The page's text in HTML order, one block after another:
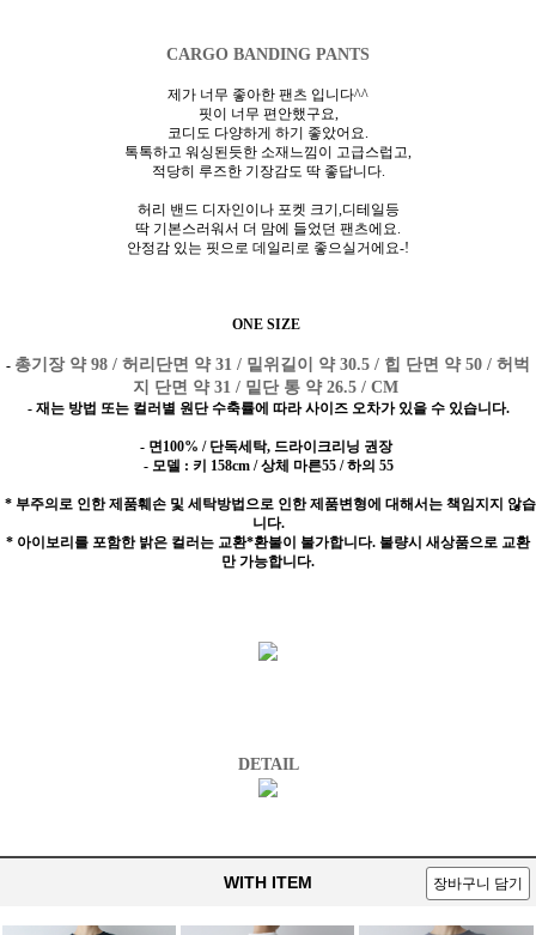
CARGO BANDING PANTS
제가 너무 좋아한 팬츠 입니다^^
핏이 너무 편안했구요,
코디도 다양하게 하기 좋았어요.
톡톡하고 워싱된듯한 소재느낌이 고급스럽고,
적당히 루즈한 기장감도 딱 좋답니다.
허리 밴드 디자인이나 포켓 크기,디테일등
딱 기본스러워서 더 맘에 들었던 팬츠에요.
안정감 있는 핏으로 데일리로 좋으실거에요-!
ONE SIZE
- 총기장 약 98 / 허리단면 약 31 / 밑위길이 약 30.5 / 힙 단면 약 50 / 허벅
지 단면 약 31 / 밑단 통 약 26.5 / CM
- 재는 방법 또는 컬러별 원단 수축률에 따라 사이즈 오차가 있을 수 있습니다.
- 면100% / 단독세탁, 드라이크리닝 권장
- 모델 : 키 158cm / 상체 마른55 / 하의 55
* 부주의로 인한 제품훼손 및 세탁방법으로 인한 제품변형에 대해서는 책임지지 않습
니다.
* 아이보리를 포함한 밝은 컬러는 교환*환불이 불가합니다. 불량시 새상품으로 교환
만 가능합니다.
DETAIL
WITH ITEM 장바구니 담기